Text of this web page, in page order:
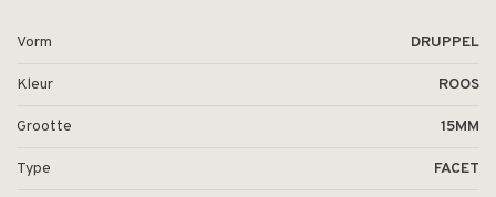
Vorm DRUPPEL
Kleur ROOS
Grootte 15MM
Type FACET